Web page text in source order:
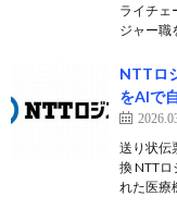
ライチェ
ジャー職
NTTロ
をAIで
送り状伝
換 NTT
れた医療